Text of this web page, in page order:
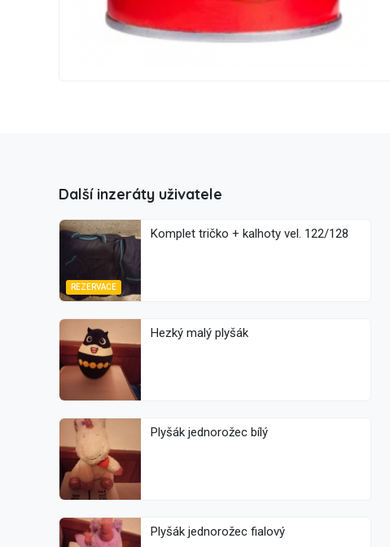
Další inzeráty uživatele
REZERVACE
Komplet tričko + kalhoty vel. 122/128
Hezký malý plyšák
Plyšák jednorožec bílý
Plyšák jednorožec fialový